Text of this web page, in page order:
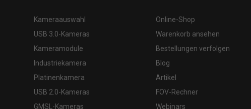
Kameraauswahl
USB 3.0-Kameras
Kameramodule
Industriekamera
Platinenkamera
USB 2.0-Kameras
GMSL-Kameras
Online-Shop
Warenkorb ansehen
Bestellungen verfolgen
Blog
Artikel
FOV-Rechner
Webinars